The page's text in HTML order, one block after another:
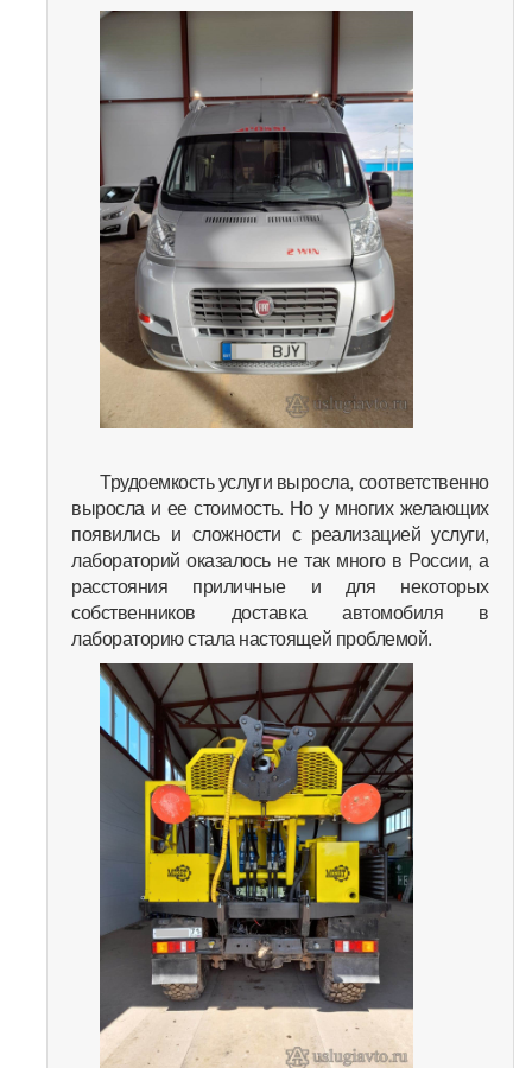
Трудоемкость услуги выросла, соответственно
выросла и ее стоимость. Но у многих желающих
появились и сложности с реализацией услуги,
лабораторий оказалось не так много в России, а
расстояния приличные и для некоторых
собственников доставка автомобиля в
лабораторию стала настоящей проблемой.